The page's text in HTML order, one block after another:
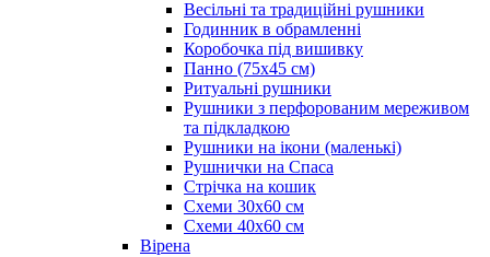
Весільні та традиційні рушники
Годинник в обрамленні
Коробочка під вишивку
Панно (75х45 см)
Ритуальні рушники
Рушники з перфорованим мереживом
та підкладкою
Рушники на ікони (маленькі)
Рушнички на Спаса
Стрічка на кошик
Схеми 30х60 см
Схеми 40х60 см
Вірена